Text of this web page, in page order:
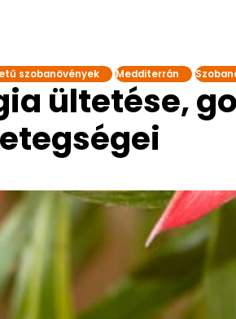
szobanövények Medditerrán
ültetése,